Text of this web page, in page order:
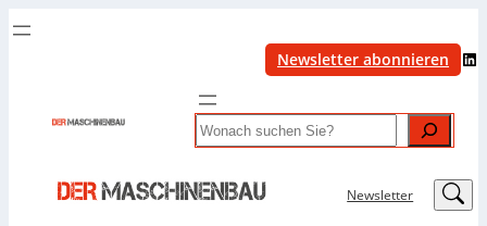
Newsletter abonnieren LinkedIn
Search
Newsletter LinkedIn